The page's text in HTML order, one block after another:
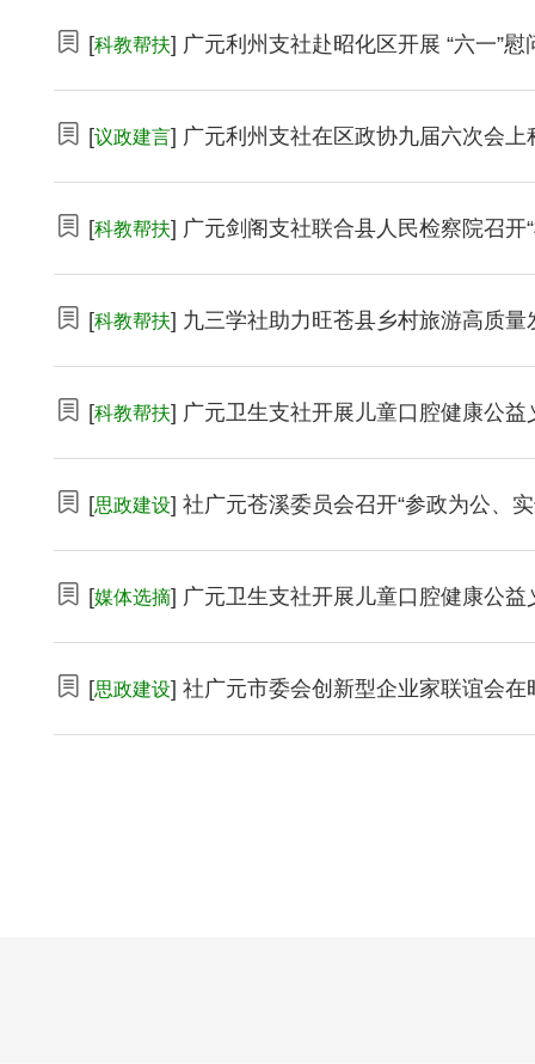
[科教帮扶] 广元利州支社赴昭化区开展 “六一”
[议政建言] 广元利州支社在区政协九届六次会上
[科教帮扶] 广元剑阁支社联合县人民检察院召开
[科教帮扶] 九三学社助力旺苍县乡村旅游高质
[科教帮扶] 广元卫生支社开展儿童口腔健康公益
[思政建设] 社广元苍溪委员会召开“参政为公、
[媒体选摘] 广元卫生支社开展儿童口腔健康公益
[思政建设] 社广元市委会创新型企业家联谊会在